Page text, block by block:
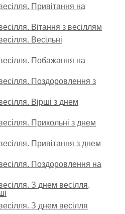
Привітання на
Вітання з весіллям
Весільні
Побажання на
Поздоровлення з
Вірші з днем
Прикольні з днем
Привітання з днем
Поздоровлення на
З днем весілля,
З днем весілля